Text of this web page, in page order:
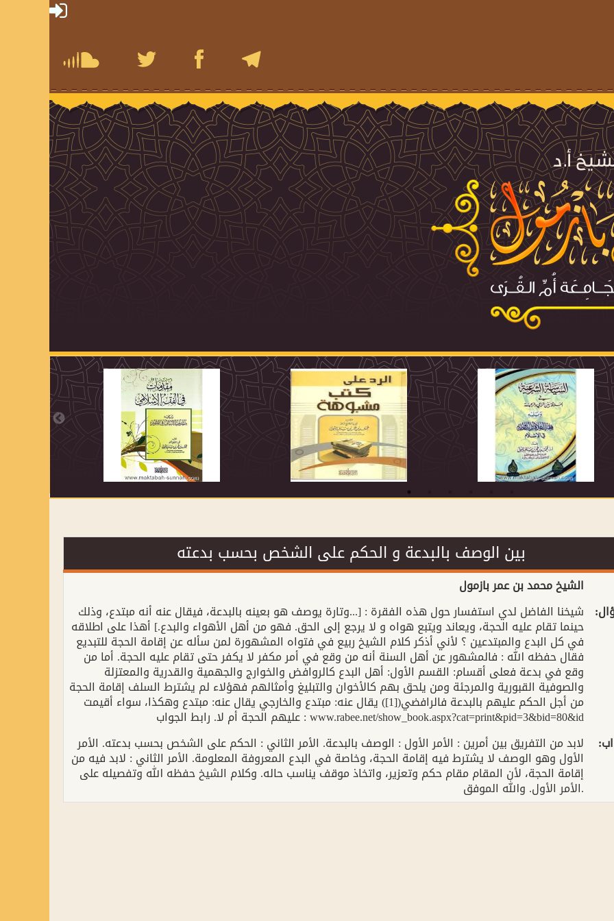
بين الوصف بالبدعة و الحكم على الشخص بحسب بدعته
الشيخ محمد بن عمر بازمول
شيخنا الفاضل لدي استفسار حول هذه الفقرة : [...وتارة يوصف هو بعينه بالبدعة، فيقال عنه أنه مبتدع، وذلك
حينما تقام عليه الحجة، ويعاند ويتبع هواه و لا يرجع إلى الحق. فهو من أهل الأهواء والبدع.] أهذا على اطلاقه
في كل البدع والمبتدعين ؟ لأني أذكر كلام الشيخ ربيع في فتواه المشهورة لمن سأله عن إقامة الحجة للتبديع
فقال حفظه الله : فالمشهور عن أهل السنة أنه من وقع في أمر مكفر لا يكفر حتى تقام عليه الحجة. أما من
وقع في بدعة فعلى أقسام: القسم الأول: أهل البدع كالروافض والخوارج والجهمية والقدرية والمعتزلة
والصوفية القبورية والمرجئة ومن يلحق بهم كالأخوان والتبليغ وأمثالهم فهؤلاء لم يشترط السلف إقامة الحجة
من أجل الحكم عليهم بالبدعة فالرافضي([1]) يقال عنه: مبتدع والخارجي يقال عنه: مبتدع وهكذا، سواء أقيمت
عليهم الحجة أم لا. رابط الجواب : www.rabee.net/show_book.aspx?cat=print&pid=3&bid=80&id
لابد من التفريق بين أمرين : الأمر الأول : الوصف بالبدعة. الأمر الثاني : الحكم على الشخص بحسب بدعته. الأمر
الأول وهو الوصف لا يشترط فيه إقامة الحجة، وخاصة في البدع المعروفة المعلومة. الأمر الثاني : لابد فيه من
إقامة الحجة، لأن المقام مقام حكم وتعزير، واتخاذ موقف يناسب حاله. وكلام الشيخ حفظه الله وتفصيله على
الأمر الأول. والله الموفق.